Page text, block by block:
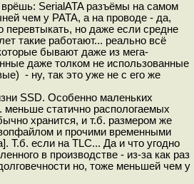
SerialATA разъёмы на самом
чем у PATA, а на проводе - да,
перевтыкать, но даже если средне
такие работают... реально всё
бывают даже из мега-
даже толком не использованные
- ну, так это уже не с его же
SSD. Особенно маленьких
меньше статично распологаемых
хранится, и т.б. размером же
и прочими временными
Т.б. если на TLC... Да и что угодно
в производстве - из-за как раз
но, тоже меньшей чем у